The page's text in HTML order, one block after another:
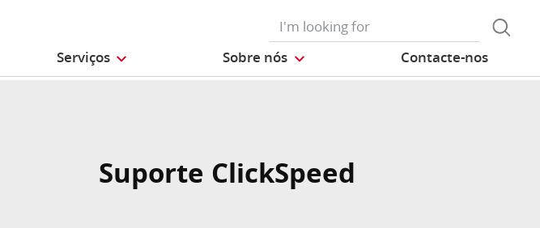
Serviços Sobre nós Contacte-nos
Suporte ClickSpeed